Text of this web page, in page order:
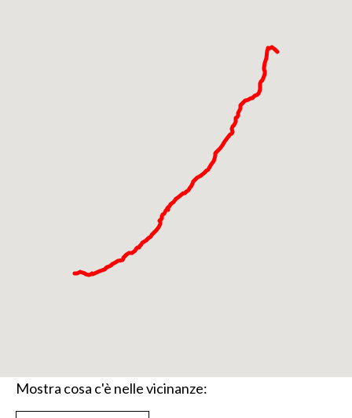
Mostra cosa c'è nelle vicinanze: